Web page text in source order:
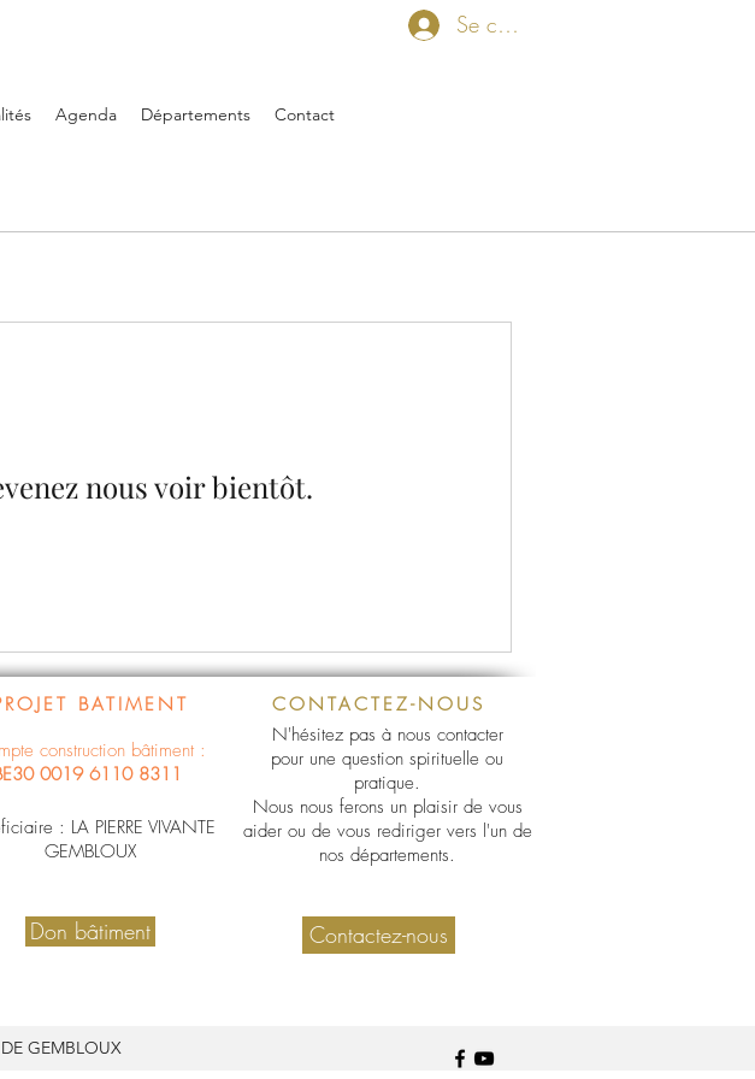
Agenda Départements Contact
Se connecter
nous voir bientôt.
CONTACTEZ-NOUS
N'hésitez pas à nous contacter
pour une question spirituelle ou
pratique.
Nous nous ferons un plaisir de vous
aider ou de vous rediriger vers l'un de
nos départements.
Contactez-nous
BATIMENT
construction bâtiment :
0019 6110 8311
: LA PIERRE VIVANTE
GEMBLOUX
Don bâtiment
GEMBLOUX